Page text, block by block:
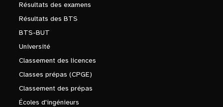
Résultats des examens
Résultats des BTS
BTS-BUT
Université
Classement des licences
Classes prépas (CPGE)
Classement des prépas
Écoles d'ingénieurs